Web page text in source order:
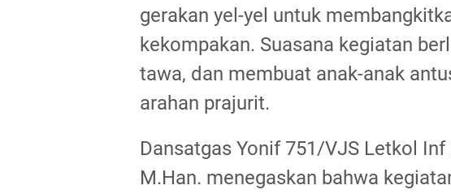
gerakan yel-yel untuk
kekompakan. Suasana kegiatan
tawa, dan membuat anak-anak
arahan prajurit.
Dansatgas Yonif 751/VJS Letkol
M.Han. menegaskan bahwa